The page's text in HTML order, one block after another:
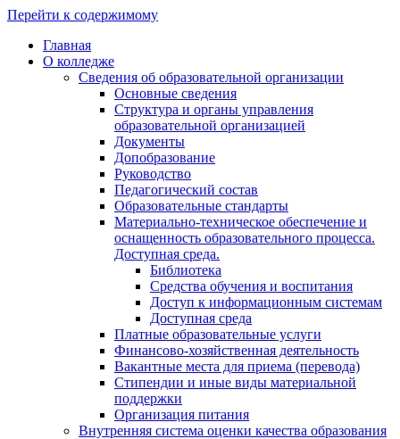
Перейти к содержимому
Главная
О колледже
Сведения об образовательной организации
Основные сведения
Структура и органы управления
образовательной организацией
Документы
Допобразование
Руководство
Педагогический состав
Образовательные стандарты
Материально-техническое обеспечение и
оснащенность образовательного процесса.
Доступная среда.
Библиотека
Средства обучения и воспитания
Доступ к информационным системам
Доступная среда
Платные образовательные услуги
Финансово-хозяйственная деятельность
Вакантные места для приема (перевода)
Стипендии и иные виды материальной
поддержки
Организация питания
Внутренняя система оценки качества образования